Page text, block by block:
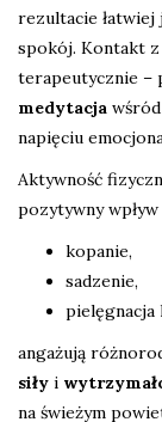
rezultacie łatwiej
spokój. Kontakt z
terapeutycznie –
medytacja
napięciu
Aktywność
pozytywny
kopanie,
sadzenie,
pielęgnacja
angażują
siły i
na świeżym